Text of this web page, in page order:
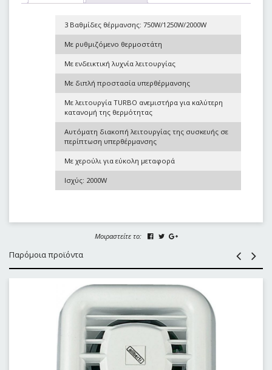
3 Βαθμίδες θέρμανσης: 750W/1250W/2000W
Με ρυθμιζόμενο θερμοστάτη
Με ενδεικτική λυχνία λειτουργίας
Με διπλή προστασία υπερθέρμανσης
Με λειτουργία TURBO ανεμιστήρα για καλύτερη
κατανομή της θερμότητας
Αυτόματη διακοπή λειτουργίας της συσκευής σε
περίπτωση υπερθέρμανσης
Με χερούλι για εύκολη μεταφορά
Ισχύς: 2000W
Μοιραστείτε το:
Παρόμοια προϊόντα